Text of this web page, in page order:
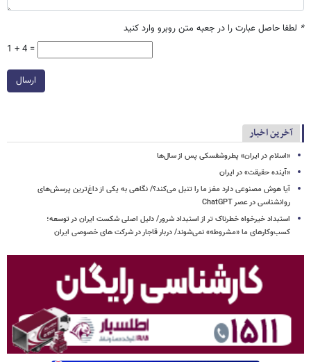
* لطفا حاصل عبارت را در جعبه متن روبرو وارد کنید
1 + 4 =
ارسال
آخرین اخبار
«اسلام در ایران» پطروشفسکی پس از سال‌ها
«آینده حقیقت» در ایران
آیا هوش مصنوعی دارد مغز ما را تنبل می‌کند؟/ نگاهی به یکی از داغ‌ترین پرسش‌های
روانشناسی در عصر ChatGPT
استبداد خیرخواه خطرناک تر از استبداد شرور/ دلیل اصلی شکست ایران در توسعه؛
کسب‌وکارهای ما «مشروطه» نمی‌شوند/ دربار قاجار در شرکت های خصوصی ایران